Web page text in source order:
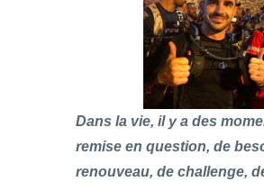
Dans la vie, il y a des
remise en question, de
renouveau, de challenge,